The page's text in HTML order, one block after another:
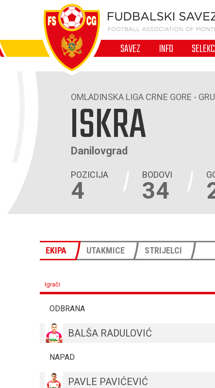
SAVEZ INFO
OMLADINSKA LIGA CRNE GORE -
ISKRA
Danilovgrad
POZICIJA
4
BODOVI
34
EKIPA UTAKMICE STRIJELCI
Igrači
ODBRANA
BALŠA RADULOVIĆ
NAPAD
PAVLE PAVIĆEVIĆ